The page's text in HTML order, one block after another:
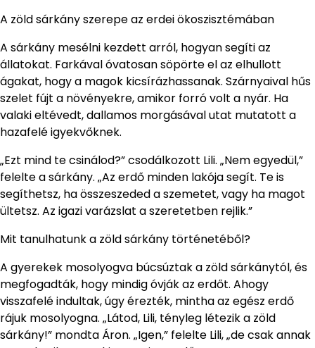
A zöld sárkány szerepe az erdei ökoszisztémában
A sárkány mesélni kezdett arról, hogyan segíti az
állatokat. Farkával óvatosan söpörte el az elhullott
ágakat, hogy a magok kicsírázhassanak. Szárnyaival hűs
szelet fújt a növényekre, amikor forró volt a nyár. Ha
valaki eltévedt, dallamos morgásával utat mutatott a
hazafelé igyekvőknek.
„Ezt mind te csinálod?” csodálkozott Lili. „Nem egyedül,”
felelte a sárkány. „Az erdő minden lakója segít. Te is
segíthetsz, ha összeszeded a szemetet, vagy ha magot
ültetsz. Az igazi varázslat a szeretetben rejlik.”
Mit tanulhatunk a zöld sárkány történetéből?
A gyerekek mosolyogva búcsúztak a zöld sárkánytól, és
megfogadták, hogy mindig óvják az erdőt. Ahogy
visszafelé indultak, úgy érezték, mintha az egész erdő
rájuk mosolyogna. „Látod, Lili, tényleg létezik a zöld
sárkány!” mondta Áron. „Igen,” felelte Lili, „de csak annak